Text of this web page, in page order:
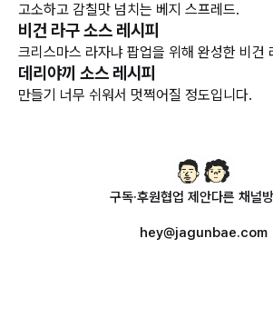
고소하고 감칠맛 넘치는 베지 스프레드.
비건 라구 소스 레시피
크리스마스 라자냐 팝업을 위해 완성한 비건
데리야끼 소스 레시피
만들기 너무 쉬워서 멋쩍어질 정도입니다.
구독·후원협업 제안다른 채널
hey@jagunbae.com